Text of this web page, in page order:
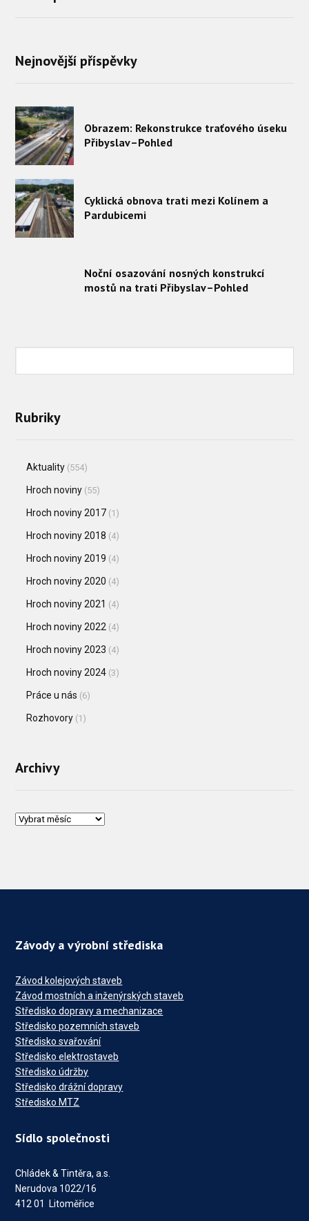
Nejnovější příspěvky
Obrazem: Rekonstrukce traťového úseku
Přibyslav–Pohled
Cyklická obnova trati mezi Kolínem a
Pardubicemi
Noční osazování nosných konstrukcí
mostů na trati Přibyslav–Pohled
Rubriky
Aktuality (554)
Hroch noviny (55)
Hroch noviny 2017 (1)
Hroch noviny 2018 (4)
Hroch noviny 2019 (4)
Hroch noviny 2020 (4)
Hroch noviny 2021 (4)
Hroch noviny 2022 (4)
Hroch noviny 2023 (4)
Hroch noviny 2024 (3)
Práce u nás (6)
Rozhovory (1)
Archivy
Závody a výrobní střediska
Závod kolejových staveb
Závod mostních a inženýrských staveb
Středisko dopravy a mechanizace
Středisko pozemních staveb
Středisko svařování
Středisko elektrostaveb
Středisko údržby
Středisko drážní dopravy
Středisko MTZ
Sídlo společnosti
Chládek & Tintěra, a.s.
Nerudova 1022/16
412 01 Litoměřice